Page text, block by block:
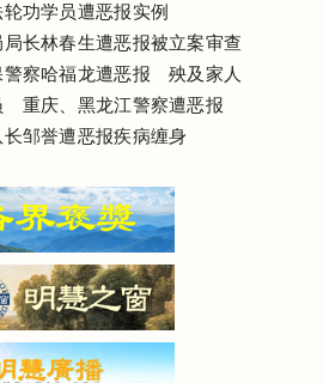
功学员遭恶报实例
长林春生遭恶报被立案审查
警察哈福龙遭恶报 殃及家人
重庆、黑龙江警察遭恶报
邹誉遭恶报疾病缠身